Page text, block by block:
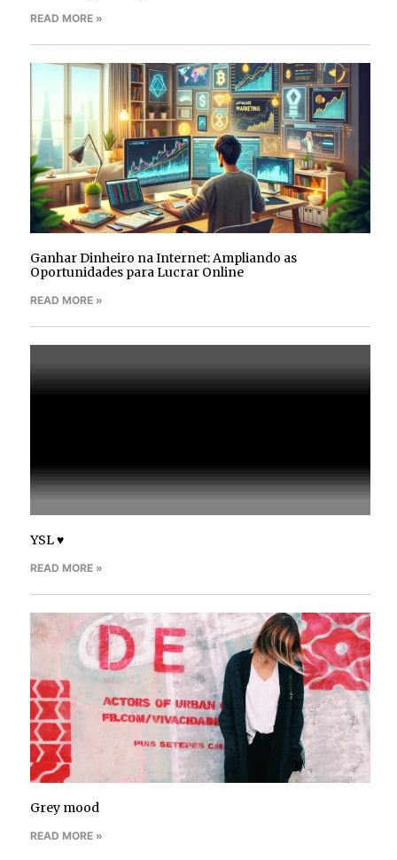
READ MORE »
Ganhar Dinheiro na Internet: Ampliando as
Oportunidades para Lucrar Online
READ MORE »
YSL ♥
READ MORE »
Grey mood
READ MORE »